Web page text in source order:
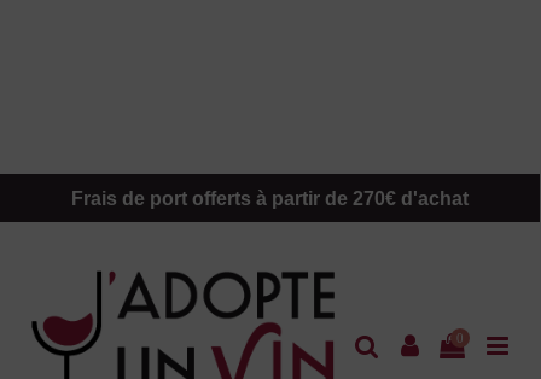
Frais de port offerts à partir de 270€ d'achat
0